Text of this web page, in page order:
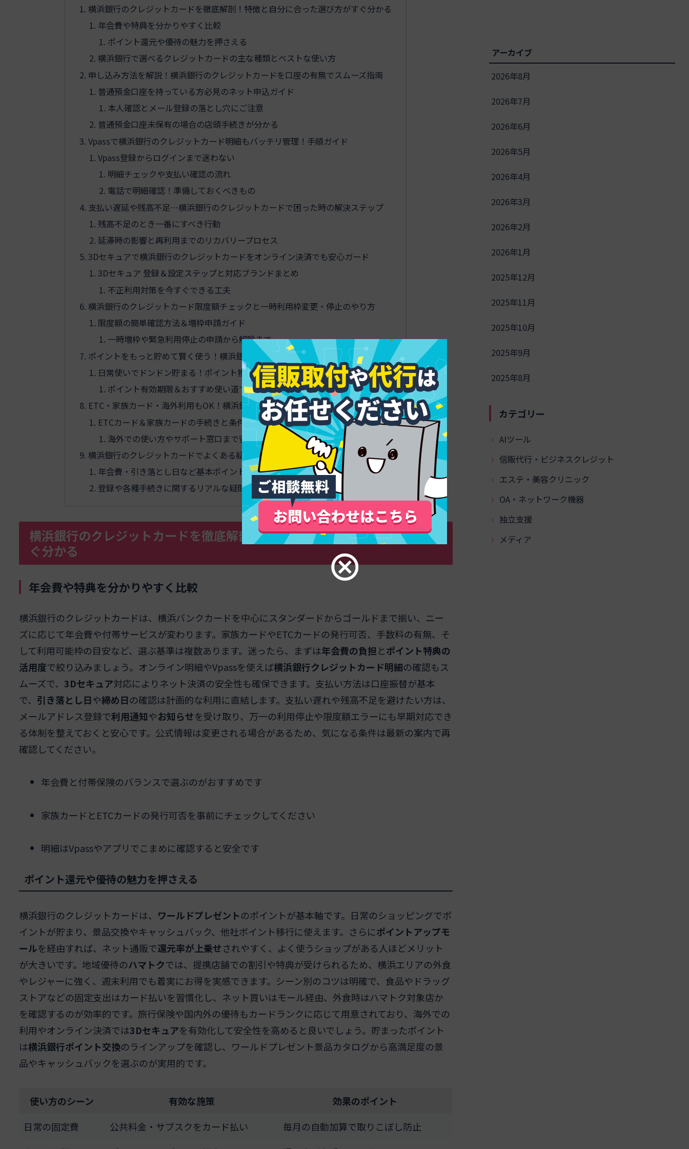
横浜銀行のクレジットカードを徹底解剖！特徴と自分に合った選び方がすぐ分かる
年会費や特典を分かりやすく比較
ポイント還元や優待の魅力を押さえる
横浜銀行で選べるクレジットカードの主な種類とベストな使い方
申し込み方法を解説！横浜銀行のクレジットカードを口座の有無でスムーズ指南
普通預金口座を持っている方必見のネット申込ガイド
本人確認とメール登録の落とし穴にご注意
普通預金口座未保有の場合の店頭手続きが分かる
Vpassで横浜銀行のクレジットカード明細もバッチリ管理！手順ガイド
Vpass登録からログインまで迷わない
明細チェックや支払い確認の流れ
電話で明細確認！準備しておくべきもの
支払い遅延や残高不足…横浜銀行のクレジットカードで困った時の解決ステップ
残高不足のとき一番にすべき行動
延滞時の影響と再利用までのリカバリープロセス
3Dセキュアで横浜銀行のクレジットカードをオンライン決済でも安心ガード
3Dセキュア 登録＆設定ステップと対応ブランドまとめ
不正利用対策を今すぐできる工夫
横浜銀行のクレジットカード限度額チェックと一時利用枠変更・停止のやり方
限度額の簡単確認方法＆増枠申請ガイド
一時増枠や緊急利用停止の申請から解除まで
ポイントをもっと貯めて賢く使う！横浜銀行のクレジットカード活用術
日常使いでドンドン貯まる！ポイント獲得のコツ
ポイント有効期限＆おすすめ使い道で最大効率
ETC・家族カード・海外利用もOK！横浜銀行のクレジットカード実用ガイド
ETCカード＆家族カードの手続きと条件もカンタン解説
海外での使い方やサポート窓口まで安心
横浜銀行のクレジットカードでよくある疑問に即答！
年会費・引き落とし日など基本ポイントまとめ
登録や各種手続きに関するリアルな疑問も解消
横浜銀行のクレジットカードを徹底解剖！特徴と自分に合った選び方がす
ぐ分かる
年会費や特典を分かりやすく比較
横浜銀行のクレジットカードは、横浜バンクカードを中心にスタンダードからゴールドまで揃い、ニー
ズに応じて年会費や付帯サービスが変わります。家族カードやETCカードの発行可否、手数料の有無、そ
して利用可能枠の目安など、選ぶ基準は複数あります。迷ったら、まずは年会費の負担 とポイント特典の
活用度で絞り込みましょう。オンライン明細やVpassを使えば横浜銀行クレジットカード明細の確認もス
ムーズで、 3Dセキュア対応によりネット決済の安全性も確保できます。支払い方法は口座振替が基本
で、 引き落とし日や締め日の確認は計画的な利用に直結します。支払い遅れや残高不足を避けたい方は、
メールアドレス登録で利用通知やお知らせを受け取り、万一の利用停止や限度額エラーにも早期対応でき
る体制を整えておくと安心です。公式情報は変更される場合があるため、気になる条件は最新の案内で再
確認してください。
年会費と付帯保険のバランスで選ぶのがおすすめです
家族カードとETCカードの発行可否を事前にチェックしてください
明細はVpassやアプリでこまめに確認すると安全です
ポイント還元や優待の魅力を押さえる
横浜銀行のクレジットカードは、 ワールドプレゼントのポイントが基本軸です。日常のショッピングでポ
イントが貯まり、景品交換やキャッシュバック、他社ポイント移行に使えます。さらにポイントアップモ
ールを経由すれば、ネット通販で還元率が上乗せされやすく、よく使うショップがある人ほどメリット
が大きいです。地域優待のハマトクでは、提携店舗での割引や特典が受けられるため、横浜エリアの外食
やレジャーに強く、週末利用でも着実にお得を実感できます。シーン別のコツは明確で、食品やドラッグ
ストアなどの固定支出はカード払いを習慣化し、ネット買いはモール経由、外食時はハマトク対象店か
を確認するのが効率的です。旅行保険や国内外の優待もカードランクに応じて用意されており、海外での
利用やオンライン決済では3Dセキュアを有効化して安全性を高めると良いでしょう。貯まったポイント
は横浜銀行ポイント交換のラインアップを確認し、ワールドプレゼント景品カタログから高満足度の景
品やキャッシュバックを選ぶのが実用的です。
使い方のシーン 有効な施策
効果のポイント
日常の固定費
公共料金・サブスクをカード払い
毎月の自動加算で取りこぼし防止
アーカイブ
2026年8月
2026年7月
2026年6月
2026年5月
2026年4月
2026年3月
2026年2月
2026年1月
2025年12月
2025年11月
2025年10月
2025年9月
2025年8月
カテゴリー
AIツール
信販代行・ビジネスクレジット
エステ・美容クリニック
OA・ネットワーク機器
独立支援
メディア